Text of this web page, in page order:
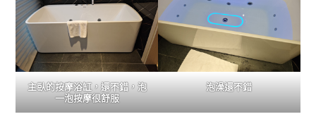
主臥的按摩浴缸，還不錯，泡
一泡按摩很舒服
泡澡還不錯